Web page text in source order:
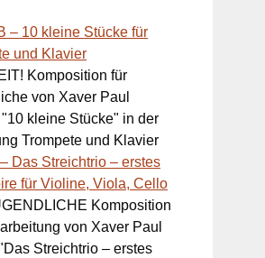
– 10 kleine Stücke für
und Klavier
Komposition für
von Xaver Paul
kleine Stücke" in der
Trompete und Klavier
Das Streichtrio – erstes
für Violine, Viola, Cello
Komposition
von Xaver Paul
Streichtrio – erstes